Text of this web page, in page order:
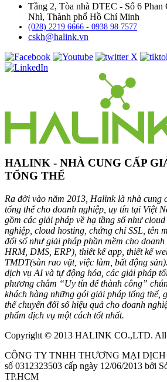
Tầng 2, Tòa nhà DTEC - Số 6 Phan
Nhì, Thành phố Hồ Chí Minh
(028) 2219 6666 - 0938 98 7577
cskh@halink.vn
HALINK - NHÀ CUNG CẤP
TỔNG THỂ
Ra đời vào năm 2013, Halink là nhà cung
tổng thể cho doanh nghiệp, uy tín tại Việt
gồm các giải pháp về hạ tầng số như
nghiệp, cloud hosting, chứng chỉ SSL, tên
đổi số như giải pháp phần mềm cho doanh
HRM, DMS, ERP), thiết kế app, thiết kế
TMDT(sàn rao vặt, việc làm, bất động
dịch vụ AI và tự động hóa, các giải pháp
phương châm “Uy tín để thành công”
khách hàng những gói giải pháp tổng thể,
thể chuyển đổi số hiệu quả cho doanh
phẩm dịch vụ một cách tốt nhất.
Copyright © 2013 HALINK CO.,LTD. All
CÔNG TY TNHH THƯƠNG MẠI
số 0312323503 cấp ngày 12/06/2013 bởi
TP.HCM